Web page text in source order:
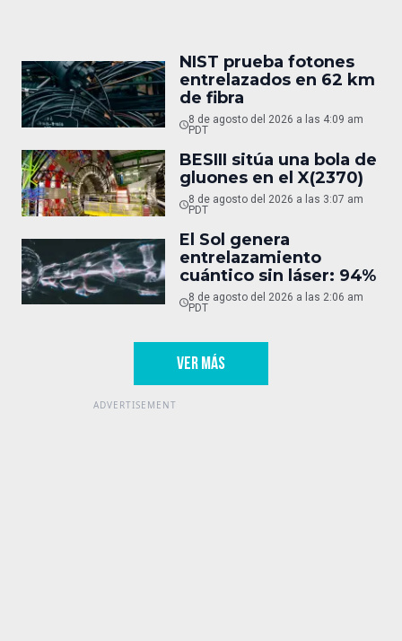
NIST prueba fotones
entrelazados en 62 km
de fibra
8 de agosto del 2026 a las 4:09 am
PDT
BESIII sitúa una bola de
gluones en el X(2370)
8 de agosto del 2026 a las 3:07 am
PDT
El Sol genera
entrelazamiento
cuántico sin láser: 94%
8 de agosto del 2026 a las 2:06 am
PDT
VER MÁS